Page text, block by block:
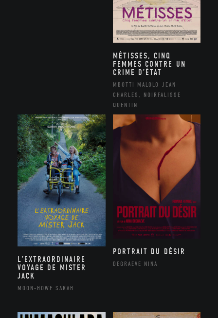
MÉTISSES, CINQ
FEMMES CONTRE UN
CRIME D’ÉTAT
MBOTTI MALOLO JEAN-
CHARLES, NOIRFALISSE
QUENTIN
L’EXTRAORDINAIRE
VOYAGE DE MISTER
JACK
MOON-HOWE SARAH
PORTRAIT DU DÉSIR
DEGRAEVE NINA